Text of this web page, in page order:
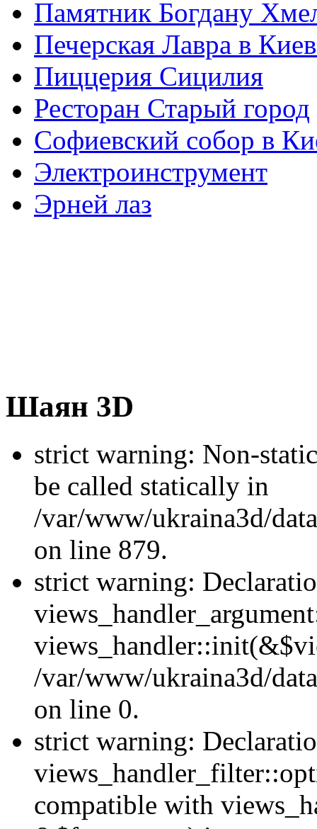
Памятник Богдану
Печерская Лавра в
Пиццерия Сицилия
Ресторан Старый город
Софиевский собор в
Электроинструмент
Эрней лаз
Шаян 3D
strict warning: Non-
be called statically in
/var/www/ukraina3d/
on line 879.
strict warning:
/var/www/ukraina3d/
on line 0.
strict warning:
compatible with